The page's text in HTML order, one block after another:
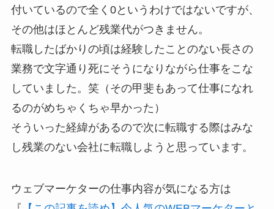
付いているので全く0というわけではないですが、
その他はほとんど残業代がつきません。
転職したばかりの頃は経験したことのない長さの
業務で文字通り死にそうになりながら仕事をこな
していました。笑（その甲斐もあって仕事になれ
るのがめちゃくちゃ早かった）
そういった経緯があるので次に転職する際はみな
し残業のない会社に転職しようと思っています。
ウェブマーケターの仕事内容が気になる方は